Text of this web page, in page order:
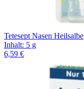
Tetesept Nasen Heilsalbe
Inhalt: 5 g
6,59 €